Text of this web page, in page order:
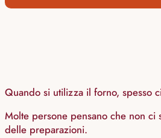
Quando si utilizza il forno, spesso
Molte persone pensano che non
delle preparazioni.